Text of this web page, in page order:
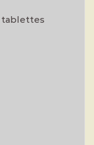
tablettes